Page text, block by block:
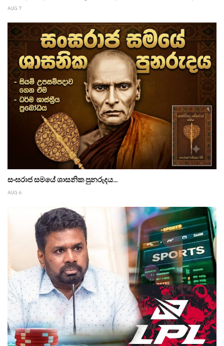
AUG 7
සංඝරාජ සමයේ ශාසනික පුනරුදය...
AUG 6